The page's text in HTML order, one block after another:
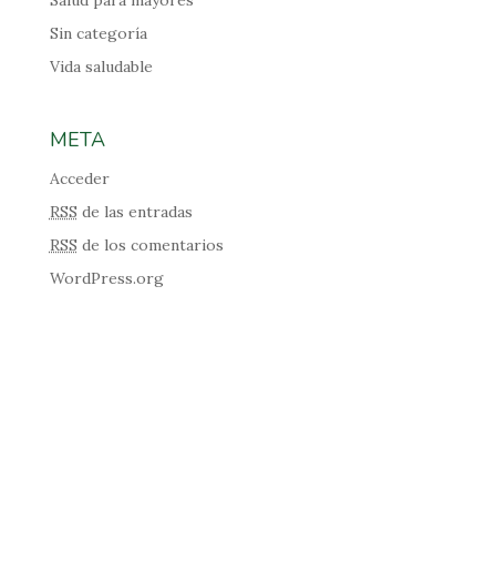
Sin categoría
Vida saludable
META
Acceder
RSS de las entradas
RSS de los comentarios
WordPress.org